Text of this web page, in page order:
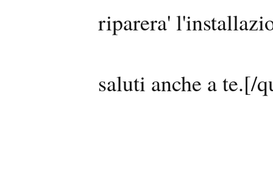
riparera'
saluti anche a te.[/